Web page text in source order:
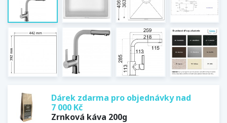
Dárek zdarma pro objednávky nad
7 000 Kč
Zrnková káva 200g